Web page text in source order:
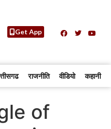
Get App
राजनीति वीडियो कहानी
of